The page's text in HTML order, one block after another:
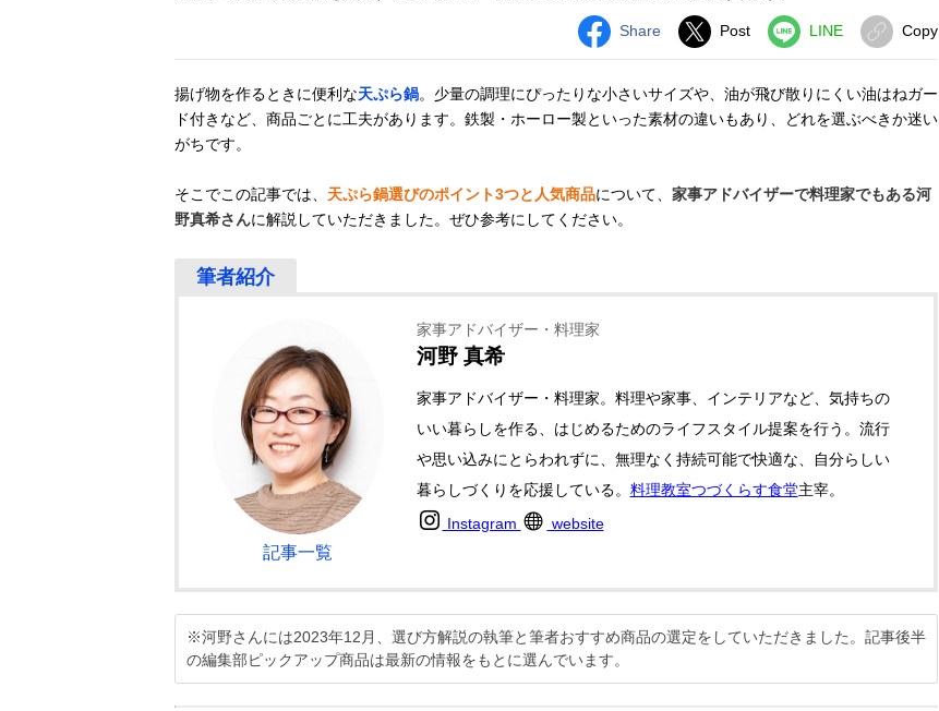
Share Post LINE Copy
揚げ物を作るときに便利な天ぷら鍋。少量の調理にぴったりな小さいサイズや、油が飛び散りにくい油はねガー
ド付きなど、商品ごとに工夫があります。鉄製・ホーロー製といった素材の違いもあり、どれを選ぶべきか迷い
がちです。
そこでこの記事では、 天ぷら鍋選びのポイント3つと人気商品について、 家事アドバイザーで料理家でもある河
野真希さんに解説していただきました。ぜひ参考にしてください。
記事一覧
家事アドバイザー・料理家
河野 真希
家事アドバイザー・料理家。料理や家事、インテリアなど、気持ちの
いい暮らしを作る、はじめるためのライフスタイル提案を行う。流行
や思い込みにとらわれずに、無理なく持続可能で快適な、自分らしい
暮らしづくりを応援している。 料理教室つづくらす食堂主宰。
Instagram
website
※河野さんには2023年12月、選び方解説の執筆と筆者おすすめ商品の選定をしていただきました。記事後半
の編集部ピックアップ商品は最新の情報をもとに選んでいます。